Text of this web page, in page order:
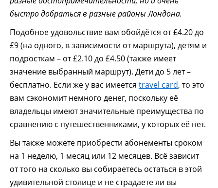
быстро добраться в разные районы Лондона.
Подобное удовольствие вам обойдётся от £4.20 до
£9 (на одного, в зависимости от маршрута), детям и
подросткам – от £2.10 до £4.50 (также имеет
значение выбранный маршрут). Дети до 5 лет –
бесплатно. Если же у вас имеется travel card, то это
вам сэкономит немного денег, поскольку её
владельцы имеют значительные преимущества по
сравнению с путешественниками, у которых её нет.
Вы также можете приобрести абонементы сроком
на 1 неделю, 1 месяц или 12 месяцев. Всё зависит
от того на сколько вы собираетесь остаться в этой
удивительной столице и не страдаете ли вы